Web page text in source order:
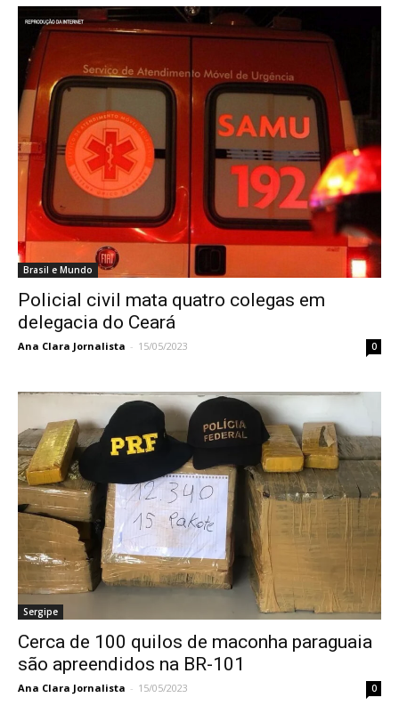
Brasil e Mundo
Policial civil mata quatro colegas em
delegacia do Ceará
Ana Clara Jornalista - 15/05/2023 0
Sergipe
Cerca de 100 quilos de maconha paraguaia
são apreendidos na BR-101
Ana Clara Jornalista - 15/05/2023 0